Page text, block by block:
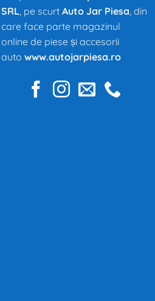
SRL, pe scurt Auto Jar Piesa, din
care face parte magazinul
online de piese și accesorii
auto www.autojarpiesa.ro